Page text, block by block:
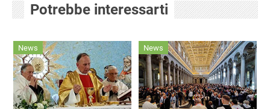
Potrebbe interessarti
News News